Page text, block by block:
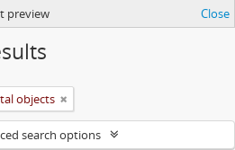
preview Close
objects
search options